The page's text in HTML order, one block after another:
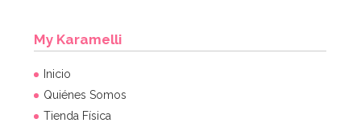
My Karamelli
Inicio
Quiénes Somos
Tienda Física